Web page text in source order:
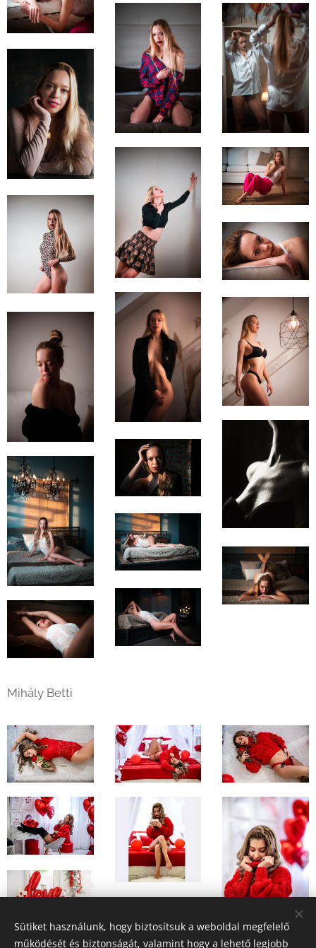
Mihály Betti
Sütiket használunk, hogy biztosítsuk a weboldal megfelelő
működését és biztonságát, valamint hogy a lehető legjobb